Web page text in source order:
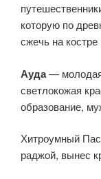
которую по
сжечь на
Ауда— молодая
светлокожая
образование,
Хитроумный
раджой, вынес